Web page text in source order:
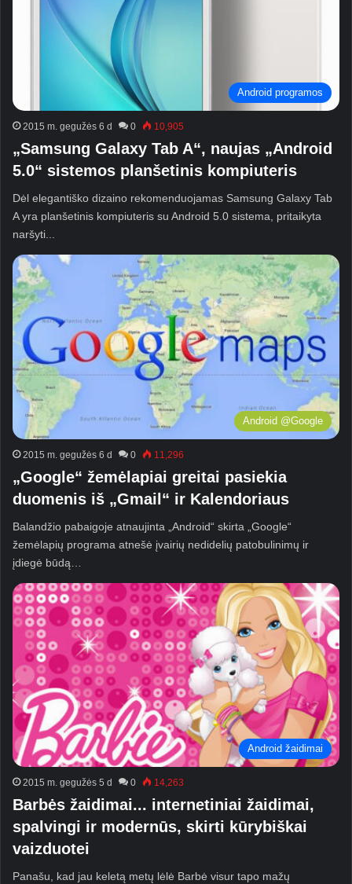
Android programos
2015 m. gegužės 6 d 0 10,905
„Samsung Galaxy Tab A“, naujas „Android
5.0“ sistemos planšetinis kompiuteris
Dėl elegantiško dizaino rekomenduojamas Samsung Galaxy Tab
A yra planšetinis kompiuteris su Android 5.0 sistema, pritaikyta
naršyti...
Android @Google
2015 m. gegužės 6 d 0 11,296
„Google“ žemėlapiai greitai pasiekia
duomenis iš „Gmail“ ir Kalendoriaus
Balandžio pabaigoje atnaujinta „Android“ skirta „Google“
žemėlapių programa atnešė įvairių nedidelių patobulinimų ir
įdiegė būdą…
Android žaidimai
2015 m. gegužės 5 d 0 14,263
Barbės žaidimai... internetiniai žaidimai,
spalvingi ir modernūs, skirti kūrybiškai
vaizduotei
Panašu, kad jau keletą metų lėlė Barbė visur tapo mažų